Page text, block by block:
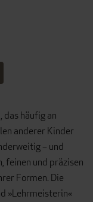
das häufig an
anderer Kinder
– und
feinen und präzisen
Formen. Die
»Lehrmeisterin«